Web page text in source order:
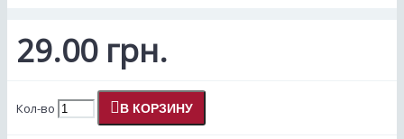
29.00 грн.
Кол-во В КОРЗИНУ